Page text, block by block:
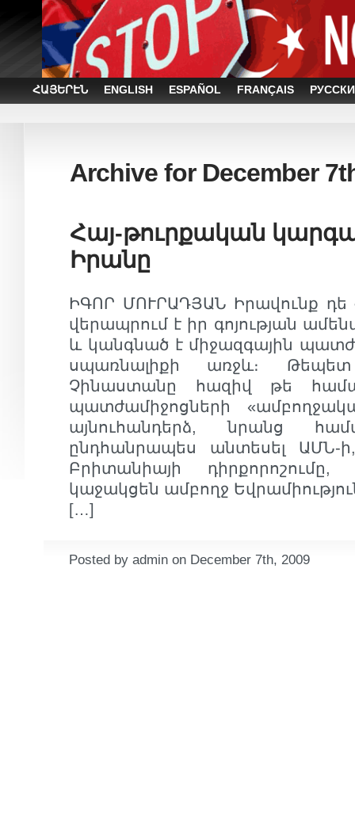
ՀԱՅԵՐԷՆ ENGLISH ESPAÑOL FRANÇAIS
Archive for December
Հայ-թուրքական
Իրանը
ԻԳՈՐ ՄՈՒՐԱԴՅԱՆ Իրավունք
վերապրում է իր գոյության
և կանգնած է միջազգային
սպառնալիքի առջև։
Չինաստանը հազիվ թե
պատժամիջոցների
այնուհանդերձ, նրանց
ընդհանրապես անտեսել ԱՄՆ-
Բրիտանիայի
կաջակցեն ամբողջ
[…]
Posted by admin on December 7th, 2009